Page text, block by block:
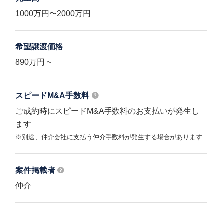
1000万円〜2000万円
希望譲渡価格
890万円 ~
スピードM&A手数料
ご成約時にスピードM&A手数料のお支払いが発生し
ます
※別途、仲介会社に支払う仲介手数料が発生する場合があります
案件掲載者
仲介